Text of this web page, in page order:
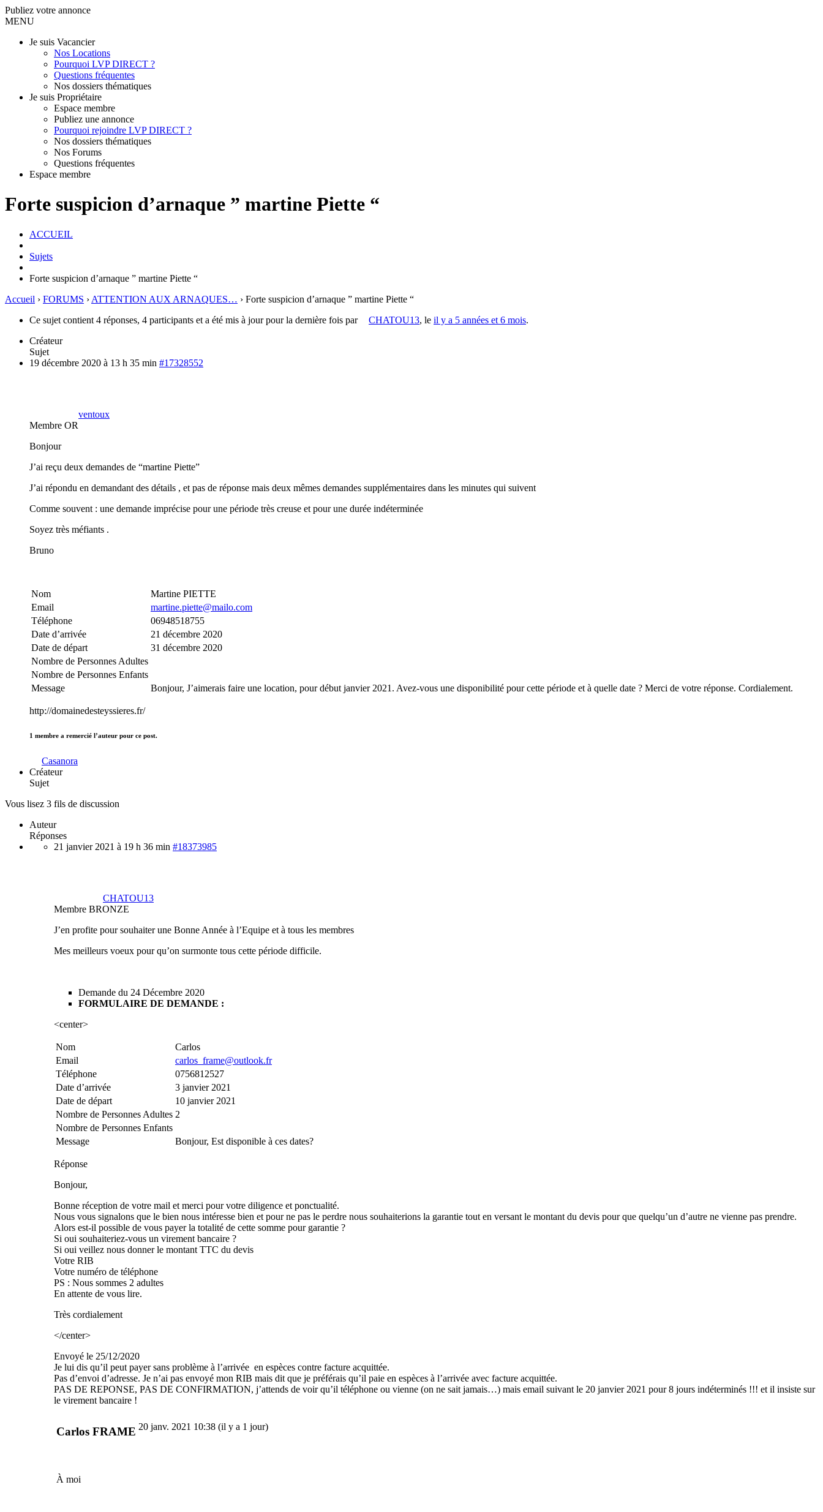
Publiez votre annonce
MENU
Je suis Vacancier
Nos Locations
Pourquoi LVP DIRECT ?
Questions fréquentes
Nos dossiers thématiques
Je suis Propriétaire
Espace membre
Publiez une annonce
Pourquoi rejoindre LVP DIRECT ?
Nos dossiers thématiques
Nos Forums
Questions fréquentes
Espace membre
Forte suspicion d’arnaque ” martine Piette “
ACCUEIL
Sujets
Forte suspicion d’arnaque ” martine Piette “
Accueil › FORUMS › ATTENTION AUX ARNAQUES… › Forte suspicion d’arnaque ” martine Piette “
Ce sujet contient 4 réponses, 4 participants et a été mis à jour pour la dernière fois par
CHATOU13, le il y a 5 années et 6 mois.
Créateur
Sujet
19 décembre 2020 à 13 h 35 min #17328552
ventoux
Membre OR
Bonjour
J’ai reçu deux demandes de “martine Piette”
J’ai répondu en demandant des détails , et pas de réponse mais deux mêmes demandes supplémentaires dans les minutes qui suivent
Comme souvent : une demande imprécise pour une période très creuse et pour une durée indéterminée
Soyez très méfiants .
Bruno
Nom
Martine PIETTE
Email
martine.piette@mailo.com
Téléphone
06948518755
Date d’arrivée
21 décembre 2020
Date de départ
31 décembre 2020
Nombre de Personnes Adultes
Nombre de Personnes Enfants
Message
Bonjour, J’aimerais faire une location, pour début janvier 2021. Avez-vous une disponibilité pour cette période et à quelle date ? Merci de votre réponse. Cordialement.
http://domainedesteyssieres.fr/
1 membre a remercié l’auteur pour ce post.
Casanora
Créateur
Sujet
Vous lisez 3 fils de discussion
Auteur
Réponses
21 janvier 2021 à 19 h 36 min #18373985
CHATOU13
Membre BRONZE
J’en profite pour souhaiter une Bonne Année à l’Equipe et à tous les membres
Mes meilleurs voeux pour qu’on surmonte tous cette période difficile.
Demande du 24 Décembre 2020
FORMULAIRE DE DEMANDE :
<center>
Nom
Carlos
Email
carlos_frame@outlook.fr
Téléphone
0756812527
Date d’arrivée
3 janvier 2021
Date de départ
10 janvier 2021
Nombre de Personnes Adultes 2
Nombre de Personnes Enfants
Message
Bonjour, Est disponible à ces dates?
Réponse
Bonjour,
Bonne réception de votre mail et merci pour votre diligence et ponctualité.
Nous vous signalons que le bien nous intéresse bien et pour ne pas le perdre nous souhaiterions la garantie tout en versant le montant du devis pour que quelqu’un d’autre ne vienne pas prendre.
Alors est-il possible de vous payer la totalité de cette somme pour garantie ?
Si oui souhaiteriez-vous un virement bancaire ?
Si oui veillez nous donner le montant TTC du devis
Votre RIB
Votre numéro de téléphone
PS : Nous sommes 2 adultes
En attente de vous lire.
Très cordialement
</center>
Envoyé le 25/12/2020
Je lui dis qu’il peut payer sans problème à l’arrivée en espèces contre facture acquittée.
Pas d’envoi d’adresse. Je n’ai pas envoyé mon RIB mais dit que je préférais qu’il paie en espèces à l’arrivée avec facture acquittée.
PAS DE REPONSE, PAS DE CONFIRMATION, j’attends de voir qu’il téléphone ou vienne (on ne sait jamais…) mais email suivant le 20 janvier 2021 pour 8 jours indéterminés !!! et il insiste sur
le virement bancaire !
Carlos FRAME 20 janv. 2021 10:38 (il y a 1 jour)
À moi